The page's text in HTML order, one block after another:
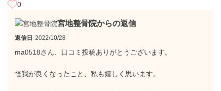
0
宮地整骨院からの返信
返信日 2022/10/28
ma0518さん、口コミ投稿ありがとうございます。
怪我が良くなったこと、私も嬉しく思います。